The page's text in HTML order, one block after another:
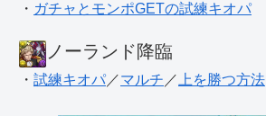
・ ガチャとモンポGETの試練キオパ
ノーランド降臨
・ 試練キオパ ／マルチ ／ 上を勝つ方法